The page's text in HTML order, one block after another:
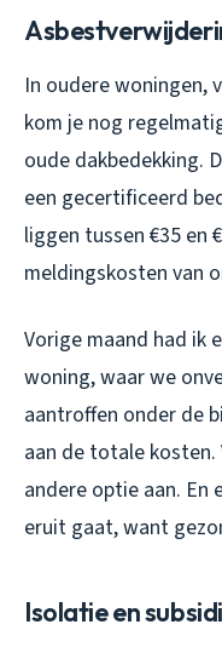
In oudere woningen,
kom je nog
oude dakbedekking.
een gecertificeerd
liggen tussen €35 en
meldingskosten van
Vorige maand had ik
woning, waar we
aantroffen onder de
aan de totale kosten.
andere optie aan. En
eruit gaat, want
Isolatie en